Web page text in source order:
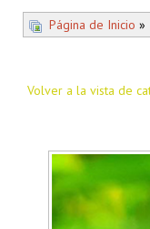
Página de Inicio »
Volver a la vista de